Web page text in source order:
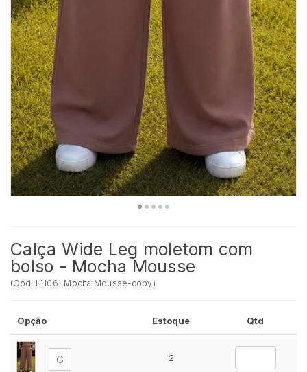
Calça Wide Leg moletom com
bolso - Mocha Mousse
(Cód. L1106-.Mocha Mousse-copy )
Opção Estoque Qtd
G 2